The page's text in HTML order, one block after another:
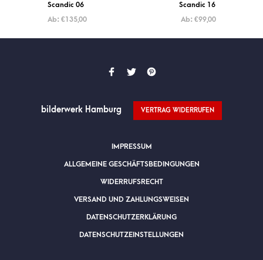
Scandic 06
Ab: €135,00
Scandic 16
Ab: €99,00
bilderwerk Hamburg VERTRAG WIDERRUFEN
IMPRESSUM
ALLGEMEINE GESCHÄFTSBEDINGUNGEN
WIDERRUFSRECHT
VERSAND UND ZAHLUNGSWEISEN
DATENSCHUTZERKLÄRUNG
DATENSCHUTZEINSTELLUNGEN